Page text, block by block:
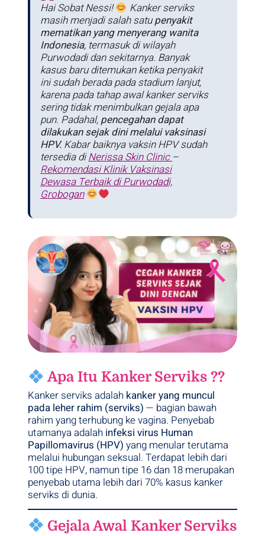
Hai Sobat Nessi!
Kanker serviks
masih menjadi salah satupenyakit
mematikan yang menyerang wanita
Indonesia, termasuk di wilayah
Purwodadi dan sekitarnya. Banyak
kasus baru ditemukan ketika penyakit
ini sudah berada pada stadium lanjut,
karena pada tahap awal kanker serviks
sering tidak menimbulkan gejala apa
pun. Padahal,pencegahan dapat
dilakukan sejak dini melalui vaksinasi
HPV.Kabar baiknya vaksin HPV sudah
tersedia diNerissa Skin Clinic–
Rekomendasi Klinik Vaksinasi
Dewasa Terbaik di Purwodadi,
Grobogan
Apa Itu Kanker Serviks ??
Kanker serviks adalah kanker yang muncul
pada leher rahim (serviks) — bagian bawah
rahim yang terhubung ke vagina. Penyebab
utamanya adalah infeksi virus Human
Papillomavirus (HPV) yang menular terutama
melalui hubungan seksual. Terdapat lebih dari
100 tipe HPV, namun tipe 16 dan 18 merupakan
penyebab utama lebih dari 70% kasus kanker
serviks di dunia.
Gejala Awal Kanker Serviks